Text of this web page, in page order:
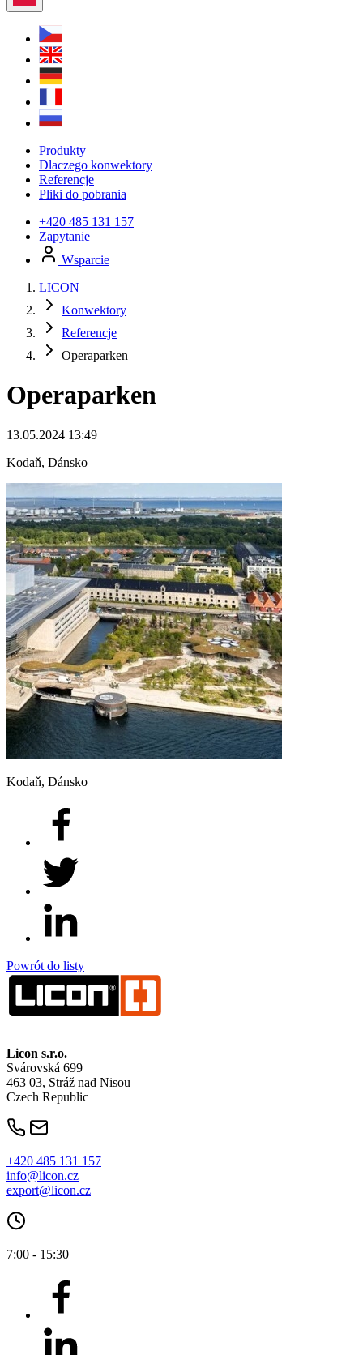
Produkty
Dlaczego konwektory
Referencje
Pliki do pobrania
+420 485 131 157
Zapytanie
Wsparcie
LICON
Konwektory
Referencje
Operaparken
Operaparken
13.05.2024 13:49
Kodaň, Dánsko
Kodaň, Dánsko
Powrót do listy
Licon s.r.o.
Svárovská 699
463 03, Stráž nad Nisou
Czech Republic
+420 485 131 157
info@licon.cz
export@licon.cz
7:00 - 15:30